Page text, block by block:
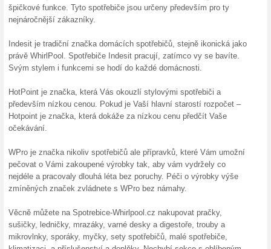
domácnosti. Mezi levnými
pečení, které potěší rodinu i
Nákup na splátky na
100% fungovalo Akce
Výhody nákupu na splátky:
jednoduché a rychlé
Více o splátkách na